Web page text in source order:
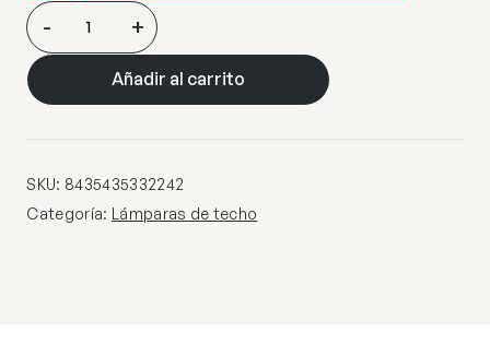
LAMP.
LED
·MOLLY·
80Ø
DIM
cantidad
- +
Añadir al carrito
SKU: 8435435332242
Categoría: Lámparas de techo